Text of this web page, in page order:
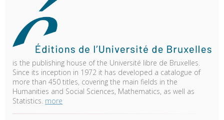
is the publishing house of the Université libre de Bruxelles.
Since its inception in 1972 it has developed a catalogue of
more than 450 titles, covering the main fields in the
Humanities and Social Sciences, Mathematics, as well as
Statistics. more